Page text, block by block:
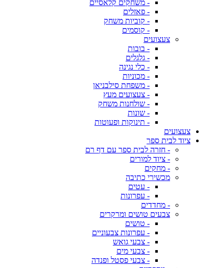
- משחקים קלאסיים
- פאזלים
- קוביות משחק
- קוסמים
צעצועים
- בובות
- גלגלים
- כלי נגינה
- מכוניות
- משפחת סילבניאן
- צעצועים מעץ
- שולחנות משחק
- שונות
- תינוקות ופעוטות
צעצועים
ציוד לבית ספר
- חזרה לבית ספר עם דף רם
- ציוד למורים
- מחקים
מכשירי כתיבה
- עטים
- עפרונות
- מחדדים
צבעים טושים ומרקרים
- טושים
- עפרונות צבעוניים
- צבעי גואש
- צבעי מים
- צבעי פסטל ופנדה